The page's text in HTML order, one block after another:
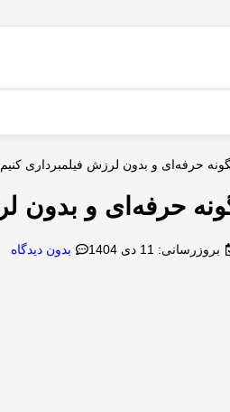
حرفه‌ای و بدون لرزش فیلمبرداری
حرفه‌ای و بدون
بروزرسانی: 11 دی 1404 بدون دیدگاه